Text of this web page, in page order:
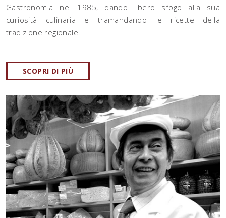
Gastronomia nel 1985, dando libero sfogo alla sua
curiosità culinaria e tramandando le ricette della
tradizione regionale.
SCOPRI DI PIÙ